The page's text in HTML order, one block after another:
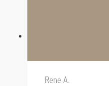
Rene A.